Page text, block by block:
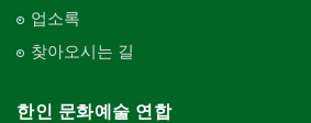
프랜차이즈
Franchise
Piano Tuning/Sale
건축 엔지니어
Engineering
Architectural Designer
Alumni Middle·High School
단체-협회
단체-스포츠
업소록
찾아오시는 길
한인 문화예술 연합